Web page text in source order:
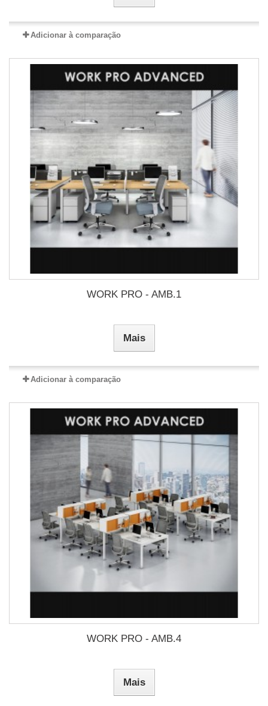
Adicionar à comparação
WORK PRO - AMB.1
Mais
Adicionar à comparação
WORK PRO - AMB.4
Mais